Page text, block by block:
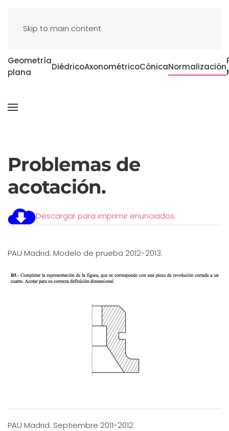
Skip to main content
Geometría
plana
DiédricoAxonométricoCónicaNormalización
Problemas de
acotación.
Descargar para imprimir enunciados.
PAU Madrid. Modelo de prueba 2012-2013.
PAU Madrid. Septiembre 2011-2012.